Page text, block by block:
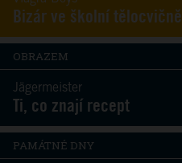
Bizár ve školní tělocvičně
OBRAZEM
Jägermeister
Ti, co znají recept
PAMÁTNÉ DNY